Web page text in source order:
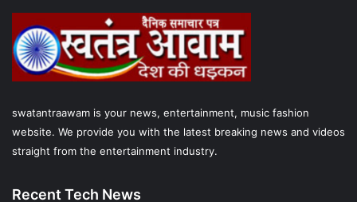
o
o
e
r
b
e
g
swatantraawam is your news, entertainment, music fashion
website. We provide you with the latest breaking news and videos
straight from the entertainment industry.
Recent Tech News